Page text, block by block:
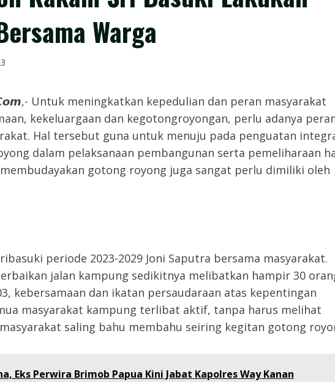
Warga
Untuk meningkatkan kepedulian dan peran masyarakat
kekeluargaan dan kegotongroyongan, perlu adanya
Hal tersebut guna untuk menuju pada penguatan
dalam pelaksanaan pembangunan serta pemeliharaan
gotong royong juga sangat perlu dimiliki oleh
periode 2023-2029 Joni Saputra bersama masyarakat.
jalan kampung sedikitnya melibatkan hampir 30
kebersamaan dan ikatan persaudaraan atas kepentingan
masyarakat kampung terlibat aktif, tanpa harus melihat
saling bahu membahu seiring kegitan gotong
Eks Perwira Brimob Papua Kini Jabat Kapolres Way Kanan